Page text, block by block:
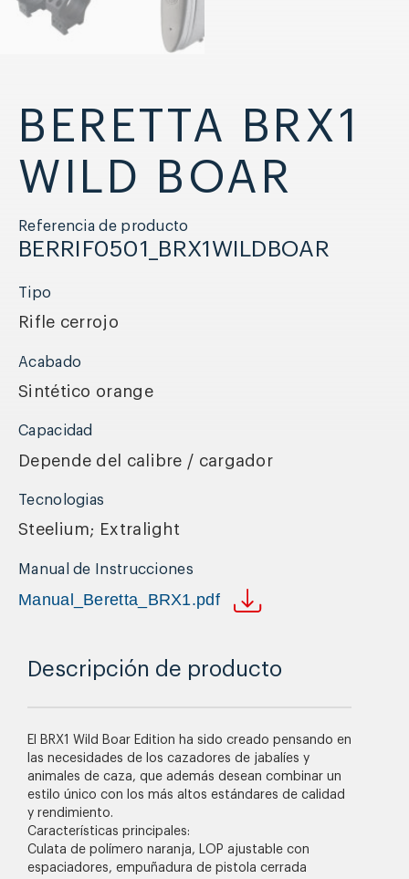
BERETTA BRX1
WILD BOAR
Referencia de producto
BERRIF0501_BRX1WILDBOAR
Tipo
Rifle cerrojo
Acabado
Sintético orange
Capacidad
Depende del calibre / cargador
Tecnologias
Steelium; Extralight
Manual de Instrucciones
Manual_Beretta_BRX1.pdf
Descripción de producto
El BRX1 Wild Boar Edition ha sido creado pensando en
las necesidades de los cazadores de jabalíes y
animales de caza, que además desean combinar un
estilo único con los más altos estándares de calidad
y rendimiento.
Características principales:
Culata de polímero naranja, LOP ajustable con
espaciadores, empuñadura de pistola cerrada